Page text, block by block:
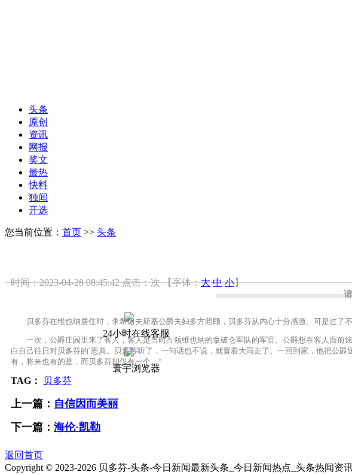
24小时在线客服
寰宇浏览器
头条
原创
资讯
网报
奖文
最热
快料
独闻
开选
您当前位置： 首页 >> 头条
时间：2023-04-28 08:45:42点击：次 【字体：大 中 小】
贝多芬在维也纳居住时，李希诺夫斯基公爵夫妇多方照顾，贝多芬从内心十分感激。可是过了
一次，公爵庄园里来了客人，客人是当时占领维也纳的拿破仑军队的军官。公爵想在客人面前
白自己往日对贝多芬的`恩典。贝多芬听了，一句话也不说，就冒着大雨走了。一回到家，他把公
有，将来也有的是，而贝多芬却仅有一个。"
TAG： 贝多芬
上一篇： 自信因而美丽
下一篇： 海伦·凯勒
返回首页
Copyright © 2023-2026 贝多芬-头条-今日新闻最新头条_今日新闻热点_头条热闻